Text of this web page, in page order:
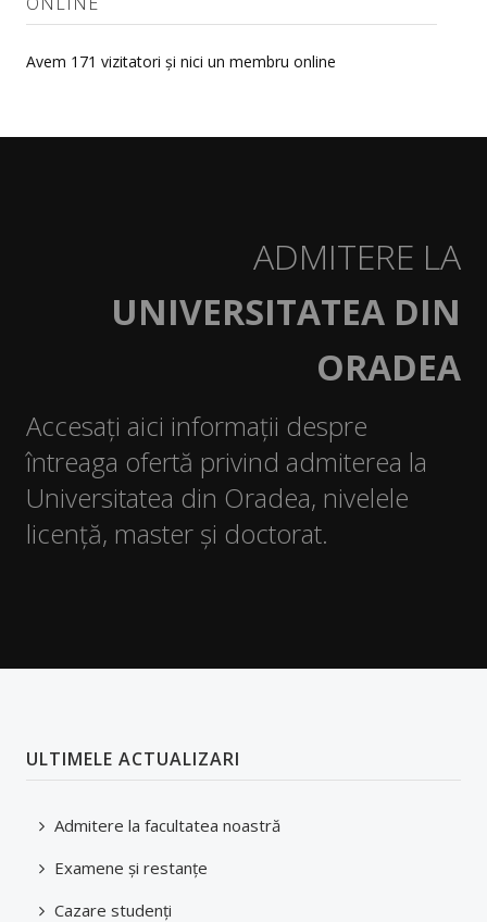
Examene şi restanţe
Despre cazare
Ghid studenți
Mobilități studenți
Tutori/Îndrumători de an/Coordonatori
Taxe și modalități de plată
Alumni
Avem 171 vizitatori și nici un membru online
ADMITERE LA
UNIVERSITATEA DIN
ORADEA
Accesați aici informații despre
întreaga ofertă privind admiterea la
Universitatea din Oradea, nivelele
licență, master și doctorat.
ULTIMELE ACTUALIZARI
Admitere la facultatea noastră
Examene şi restanţe
Cazare studenți